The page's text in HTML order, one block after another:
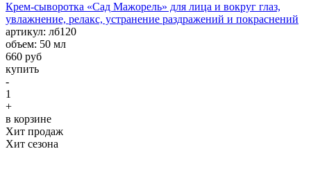
Крем-сыворотка «Сад Мажорель» для лица и вокруг глаз,
увлажнение, релакс, устранение раздражений и покраснений
aртикул: лб120
объем: 50 мл
660 руб
купить
-
1
+
в корзине
Хит продаж
Хит сезона